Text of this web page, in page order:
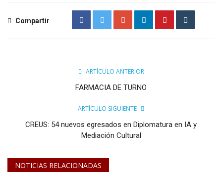
Compartir
ARTÍCULO ANTERIOR
FARMACIA DE TURNO
ARTÍCULO SIGUIENTE
CREUS: 54 nuevos egresados en Diplomatura en IA y
Mediación Cultural
NOTICIAS RELACIONADAS